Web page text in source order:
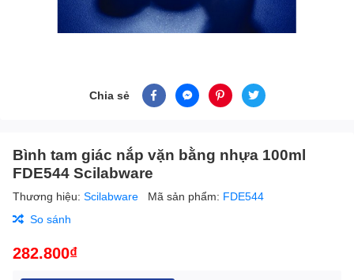
Chia sẻ
Bình tam giác nắp vặn bằng nhựa 100ml
FDE544 Scilabware
Thương hiệu: Scilabware Mã sản phẩm: FDE544
So sánh
282.800₫